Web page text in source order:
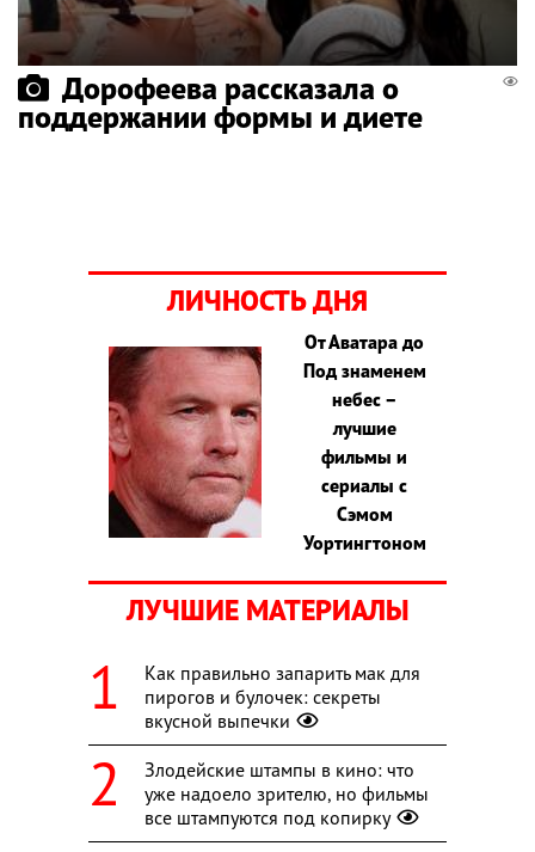
Дорофеева рассказала о
поддержании формы и диете
ЛИЧНОСТЬ ДНЯ
От Аватара до
Под знаменем
небес –
лучшие
фильмы и
сериалы с
Сэмом
Уортингтоном
ЛУЧШИЕ МАТЕРИАЛЫ
Как правильно запарить мак для
пирогов и булочек: секреты
вкусной выпечки
Злодейские штампы в кино: что
уже надоело зрителю, но фильмы
все штампуются под копирку